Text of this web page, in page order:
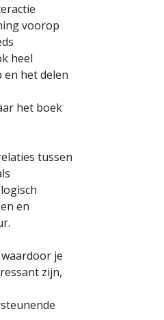
voorop
heel
en het delen
het boek
tussen
en
je
zijn,